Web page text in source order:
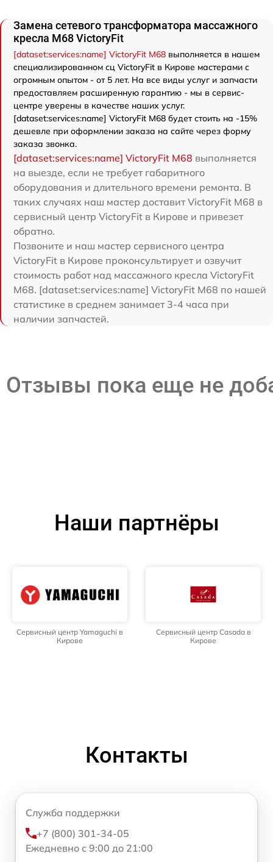
Замена сетевого трансформатора массажного
кресла M68 VictoryFit
[dataset:services:name] VictoryFit M68 выполняется в нашем
специализированном сц VictoryFit в Кирове мастерами с
огромным опытом - от 5 лет. На все виды услуг и запчасти
предоставляем расширенную гарантию - мы в сервис-
центре уверены в качестве наших услуг.
[dataset:services:name] VictoryFit M68 будет стоить на -15%
дешевле при оформлении заказа на сайте через форму
заказа звонка.
[dataset:services:name] VictoryFit M68 выполняется
на выезде, если не требует габаритного
оборудования и длительного времени ремонта. В
таких случаях наш мастер доставит VictoryFit M68 в
сервисный центр VictoryFit в Кирове и привезет
обратно.
Позвоните и наш мастер сервисного центра
VictoryFit в Кирове проконсультирует и озвучит
стоимость работ над массажного кресла VictoryFit
M68. [dataset:services:name] VictoryFit M68 по нашей
статистике в среднем занимает 3-4 часа при
наличии запчастей.
Отзывы пока еще не
Наши партнёры
Сервисный центр Yamaguchi в
Кирове
Сервисный центр Casada в
Кирове
Контакты
Служба поддержки
+7 (800) 301-34-05
Ежедневно с 9:00 до 21:00